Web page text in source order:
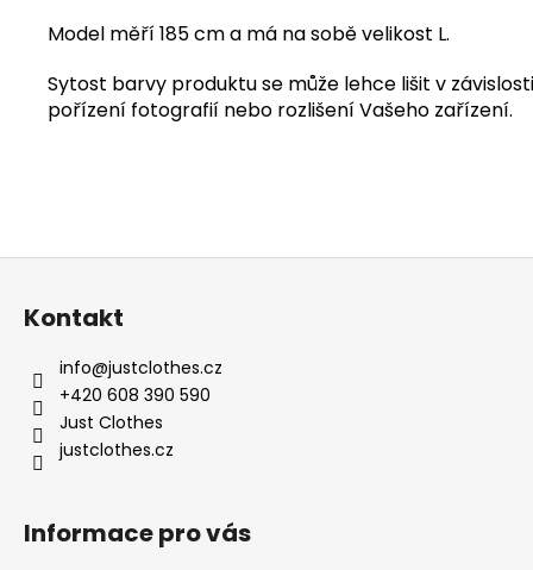
Model měří 185 cm a má na sobě velikost L.
Sytost barvy produktu se může lehce lišit v
pořízení fotografií nebo rozlišení Vašeho zařízení.
Kontakt
info@justclothes.cz
+420 608 390 590
Just Clothes
justclothes.cz
Informace pro vás